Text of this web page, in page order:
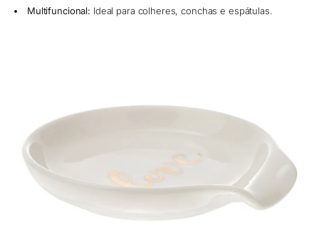
Multifuncional: Ideal para colheres, conchas e espátulas.